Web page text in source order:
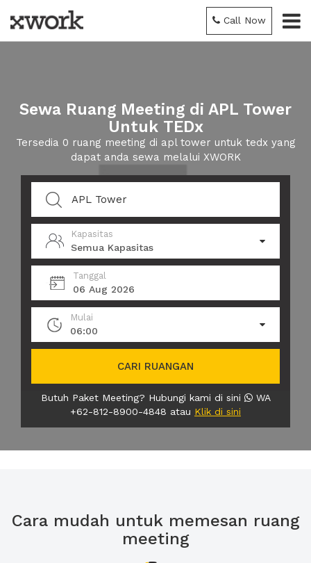
Call Now
Sewa Ruang Meeting di APL Tower
Untuk TEDx
Tersedia 0 ruang meeting di apl tower untuk tedx yang
dapat anda sewa melalui XWORK
Kapasitas
Semua Kapasitas
Tanggal
06 Aug 2026
Mulai
06:00
CARI RUANGAN
Butuh Paket Meeting? Hubungi kami di sini
WA
+62-812-8900-4848 atau Klik di sini
Cara mudah untuk memesan ruang
meeting